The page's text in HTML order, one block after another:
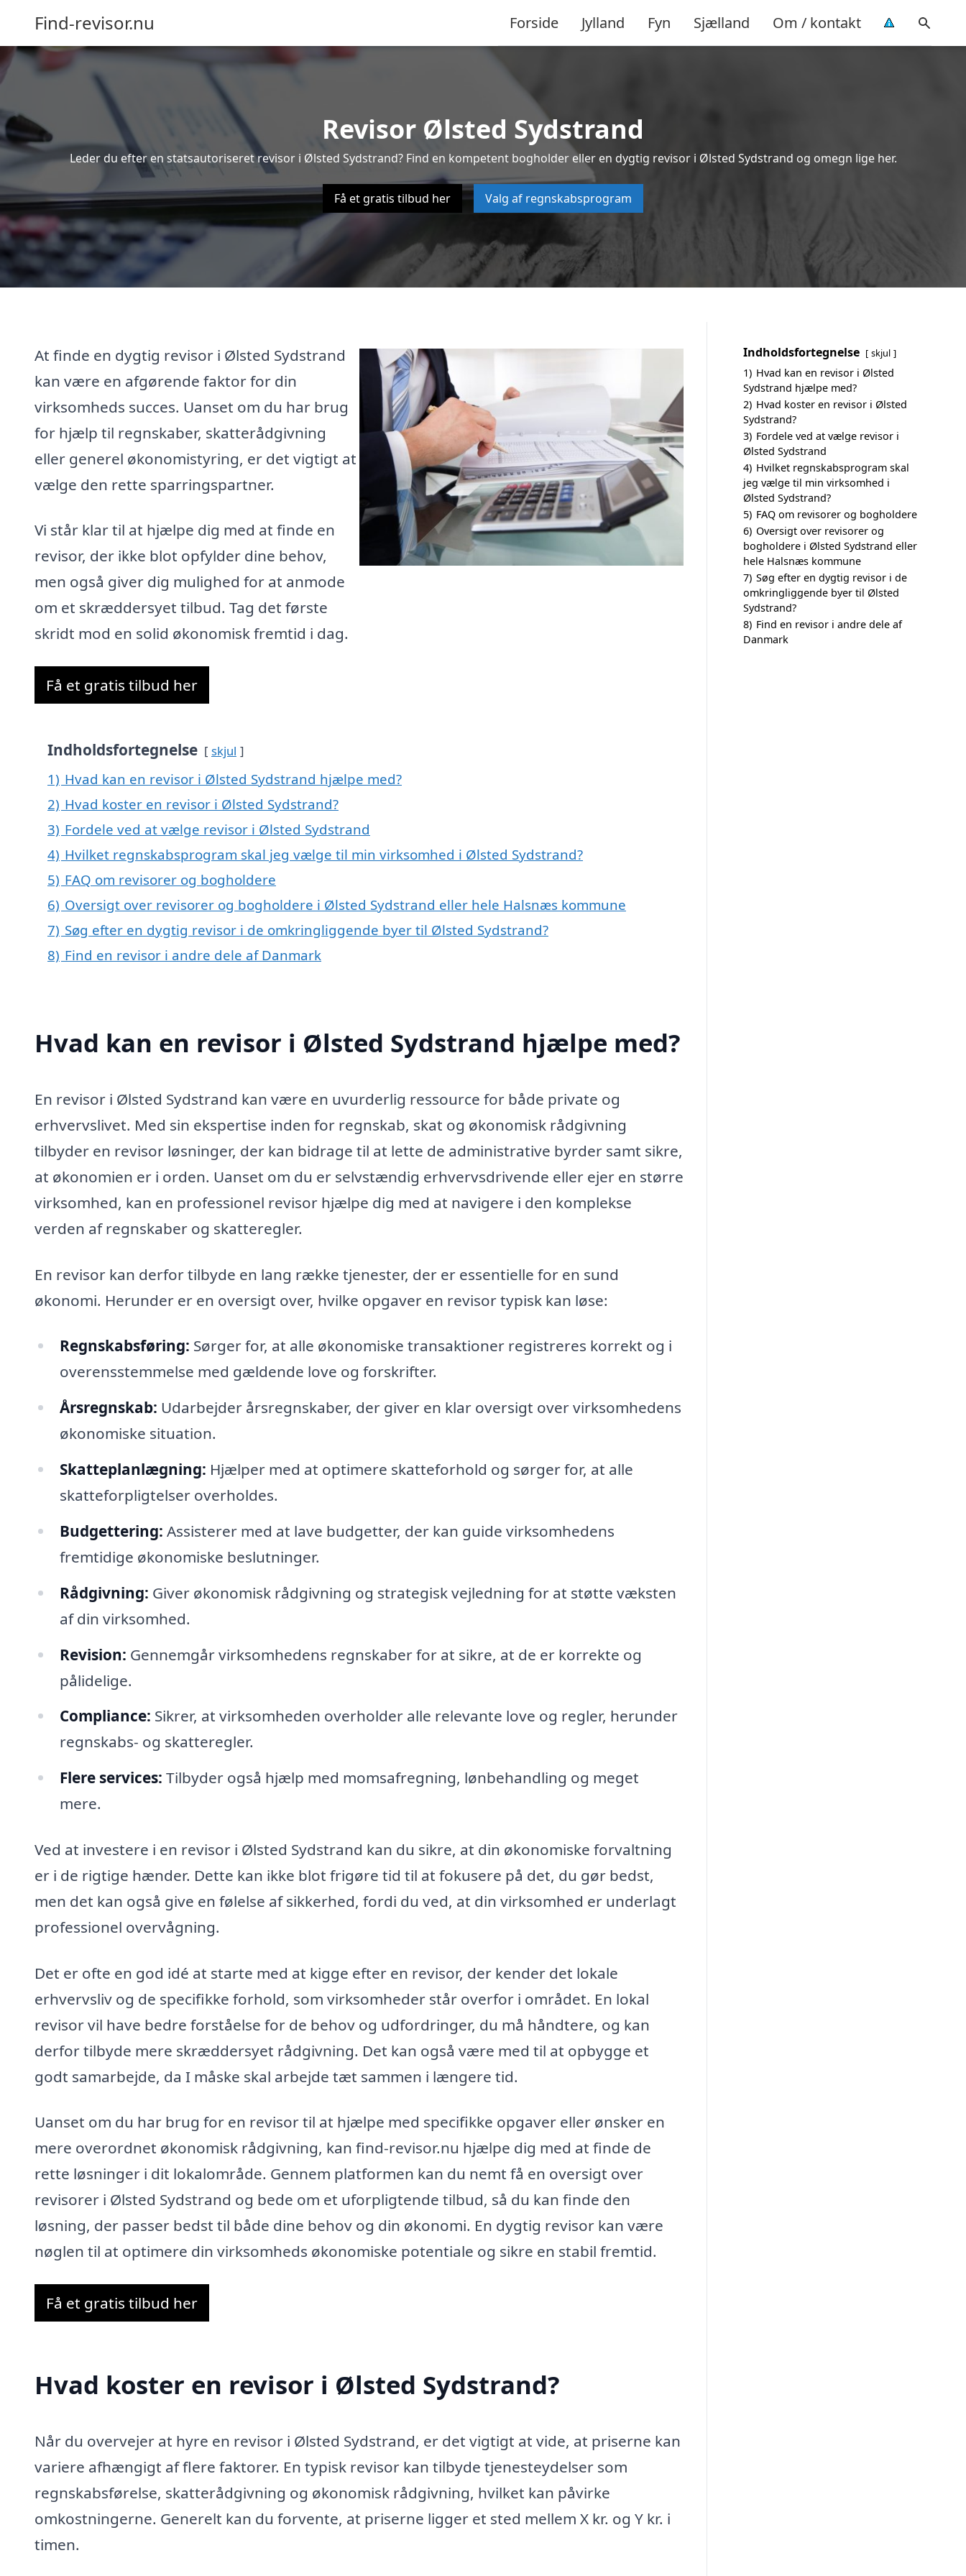
Find-revisor.nu Forside Jylland Fyn Sjælland Om / kontakt
Revisor Ølsted Sydstrand
Leder du efter en statsautoriseret revisor i Ølsted Sydstrand? Find en kompetent bogholder eller en dygtig revisor i Ølsted Sydstrand og omegn lige her.
Få et gratis tilbud her Valg af regnskabsprogram
At finde en dygtig revisor i Ølsted Sydstrand
kan være en afgørende faktor for din
virksomheds succes. Uanset om du har brug
for hjælp til regnskaber, skatterådgivning
eller generel økonomistyring, er det vigtigt at
vælge den rette sparringspartner.
Vi står klar til at hjælpe dig med at finde en
revisor, der ikke blot opfylder dine behov,
men også giver dig mulighed for at anmode
om et skræddersyet tilbud. Tag det første
skridt mod en solid økonomisk fremtid i dag.
Få et gratis tilbud her
Indholdsfortegnelse skjul
1) Hvad kan en revisor i Ølsted Sydstrand hjælpe med?
2) Hvad koster en revisor i Ølsted Sydstrand?
3) Fordele ved at vælge revisor i Ølsted Sydstrand
4) Hvilket regnskabsprogram skal jeg vælge til min virksomhed i Ølsted Sydstrand?
5) FAQ om revisorer og bogholdere
6) Oversigt over revisorer og bogholdere i Ølsted Sydstrand eller hele Halsnæs kommune
7) Søg efter en dygtig revisor i de omkringliggende byer til Ølsted Sydstrand?
8) Find en revisor i andre dele af Danmark
Hvad kan en revisor i Ølsted Sydstrand hjælpe med?
En revisor i Ølsted Sydstrand kan være en uvurderlig ressource for både private og
erhvervslivet. Med sin ekspertise inden for regnskab, skat og økonomisk rådgivning
tilbyder en revisor løsninger, der kan bidrage til at lette de administrative byrder samt sikre,
at økonomien er i orden. Uanset om du er selvstændig erhvervsdrivende eller ejer en større
virksomhed, kan en professionel revisor hjælpe dig med at navigere i den komplekse
verden af regnskaber og skatteregler.
En revisor kan derfor tilbyde en lang række tjenester, der er essentielle for en sund
økonomi. Herunder er en oversigt over, hvilke opgaver en revisor typisk kan løse:
Regnskabsføring: Sørger for, at alle økonomiske transaktioner registreres korrekt og i
overensstemmelse med gældende love og forskrifter.
Årsregnskab: Udarbejder årsregnskaber, der giver en klar oversigt over virksomhedens
økonomiske situation.
Skatteplanlægning: Hjælper med at optimere skatteforhold og sørger for, at alle
skatteforpligtelser overholdes.
Budgettering: Assisterer med at lave budgetter, der kan guide virksomhedens
fremtidige økonomiske beslutninger.
Rådgivning: Giver økonomisk rådgivning og strategisk vejledning for at støtte væksten
af din virksomhed.
Revision: Gennemgår virksomhedens regnskaber for at sikre, at de er korrekte og
pålidelige.
Compliance: Sikrer, at virksomheden overholder alle relevante love og regler, herunder
regnskabs- og skatteregler.
Flere services: Tilbyder også hjælp med momsafregning, lønbehandling og meget
mere.
Ved at investere i en revisor i Ølsted Sydstrand kan du sikre, at din økonomiske forvaltning
er i de rigtige hænder. Dette kan ikke blot frigøre tid til at fokusere på det, du gør bedst,
men det kan også give en følelse af sikkerhed, fordi du ved, at din virksomhed er underlagt
professionel overvågning.
Det er ofte en god idé at starte med at kigge efter en revisor, der kender det lokale
erhvervsliv og de specifikke forhold, som virksomheder står overfor i området. En lokal
revisor vil have bedre forståelse for de behov og udfordringer, du må håndtere, og kan
derfor tilbyde mere skræddersyet rådgivning. Det kan også være med til at opbygge et
godt samarbejde, da I måske skal arbejde tæt sammen i længere tid.
Uanset om du har brug for en revisor til at hjælpe med specifikke opgaver eller ønsker en
mere overordnet økonomisk rådgivning, kan find-revisor.nu hjælpe dig med at finde de
rette løsninger i dit lokalområde. Gennem platformen kan du nemt få en oversigt over
revisorer i Ølsted Sydstrand og bede om et uforpligtende tilbud, så du kan finde den
løsning, der passer bedst til både dine behov og din økonomi. En dygtig revisor kan være
nøglen til at optimere din virksomheds økonomiske potentiale og sikre en stabil fremtid.
Få et gratis tilbud her
Hvad koster en revisor i Ølsted Sydstrand?
Når du overvejer at hyre en revisor i Ølsted Sydstrand, er det vigtigt at vide, at priserne kan
variere afhængigt af flere faktorer. En typisk revisor kan tilbyde tjenesteydelser som
regnskabsførelse, skatterådgivning og økonomisk rådgivning, hvilket kan påvirke
omkostningerne. Generelt kan du forvente, at priserne ligger et sted mellem X kr. og Y kr. i
timen.
Indholdsfortegnelse skjul
1) Hvad kan en revisor i Ølsted
Sydstrand hjælpe med?
2) Hvad koster en revisor i Ølsted
Sydstrand?
3) Fordele ved at vælge revisor i
Ølsted Sydstrand
4) Hvilket regnskabsprogram skal
jeg vælge til min virksomhed i
Ølsted Sydstrand?
5) FAQ om revisorer og bogholdere
6) Oversigt over revisorer og
bogholdere i Ølsted Sydstrand eller
hele Halsnæs kommune
7) Søg efter en dygtig revisor i de
omkringliggende byer til Ølsted
Sydstrand?
8) Find en revisor i andre dele af
Danmark